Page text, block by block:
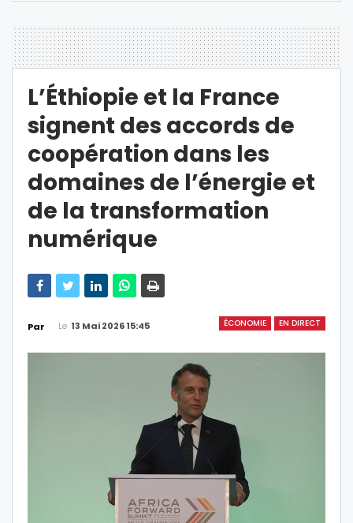
L’Éthiopie et la France
signent des accords de
coopération dans les
domaines de l’énergie et
de la transformation
numérique
ÉCONOMIE EN DIRECT
Par Le 13 Mai 2026 15:45